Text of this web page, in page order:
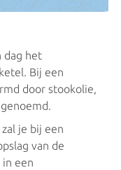
dag het
Bij een
door stookolie,
je bij een
van de
een